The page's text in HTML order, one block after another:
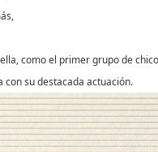
como el primer grupo de
con su destacada actuación.